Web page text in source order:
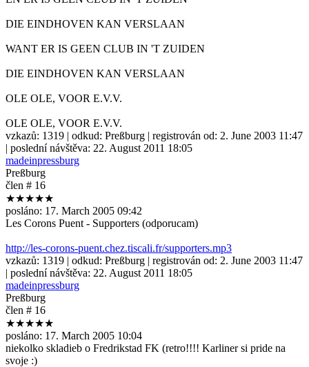
DIE EINDHOVEN KAN VERSLAAN
WANT ER IS GEEN CLUB IN 'T ZUIDEN
DIE EINDHOVEN KAN VERSLAAN
OLE OLE, VOOR E.V.V.
OLE OLE, VOOR E.V.V.
vzkazů: 1319 | odkud: Preßburg | registrován od: 2. June 2003 11:47
| poslední návštěva: 22. August 2011 18:05
madeinpressburg
Preßburg
člen # 16
★★★★★
posláno: 17. March 2005 09:42
Les Corons Puent - Supporters (odporucam)
http://les-corons-puent.chez.tiscali.fr/supporters.mp3
vzkazů: 1319 | odkud: Preßburg | registrován od: 2. June 2003 11:47
| poslední návštěva: 22. August 2011 18:05
madeinpressburg
Preßburg
člen # 16
★★★★★
posláno: 17. March 2005 10:04
niekolko skladieb o Fredrikstad FK (retro!!!! Karliner si pride na
svoje :)